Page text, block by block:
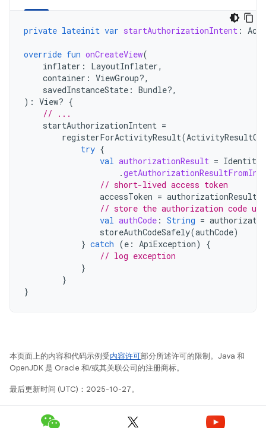
private lateinit var startAuthorizationIntent :
override fun onCreateView(
inflater : LayoutInflater,
container : ViewGroup?,
savedInstanceState : Bundle?,
): View? {
// ...
startAuthorizationIntent =
registerForActivityResult(
try {
val authorizationResult = Identity
.
// short-lived access token
accessToken = authorizationResult
// store the authorization code
val authCode : String =
storeAuthCodeSafely(authCode)
} catch (e : ApiException)
{
// log exception
}
}
}
本页面上的内容和代码示例受内容许可部分所述许可的限制。Java 和
OpenJDK 是 Oracle 和/或其关联公司的注册商标。
最后更新时间 (UTC)：2025-10-27。